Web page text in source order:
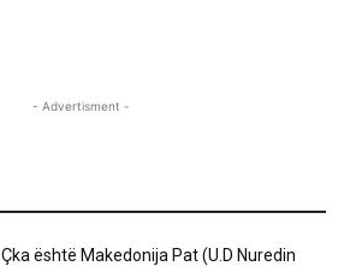
- Advertisment -
Çka është Makedonija Pat (U.D Nuredin